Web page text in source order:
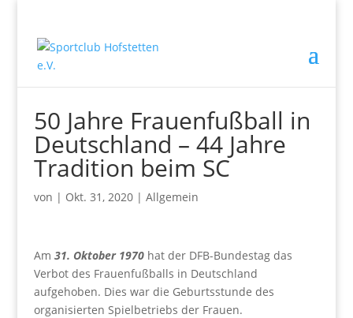
50 Jahre Frauenfußball in
Deutschland – 44 Jahre
Tradition beim SC
von | Okt. 31, 2020| Allgemein
Am 31. Oktober 1970 hat der DFB-Bundestag das
Verbot des Frauenfußballs in Deutschland
aufgehoben. Dies war die Geburtsstunde des
organisierten Spielbetriebs der Frauen.